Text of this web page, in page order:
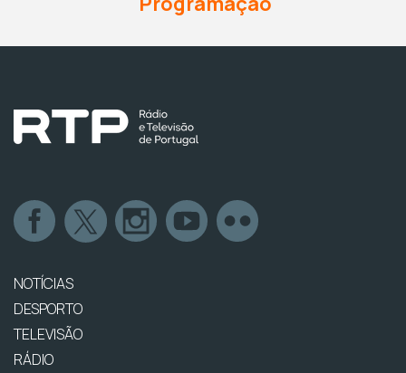
NOTÍCIAS
DESPORTO
TELEVISÃO
RÁDIO